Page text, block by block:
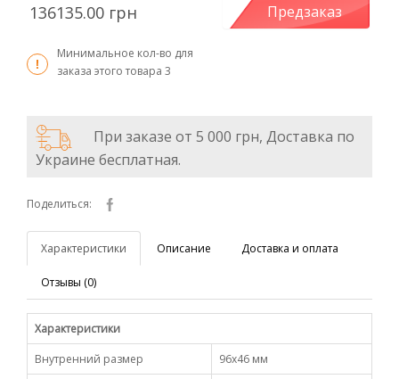
136135.00 грн Предзаказ
Минимальное кол-во для
заказа этого товара 3
При заказе от 5 000 грн, Доставка по
Украине бесплатная.
Поделиться:
Характеристики Описание Доставка и оплата
Отзывы (0)
Характеристики
Внутренний размер
96х46 мм